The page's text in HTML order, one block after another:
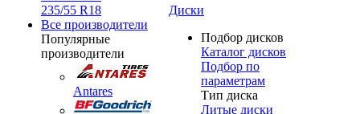
235/55 R18
Все производители
Популярные
производители
Antares
Диски
Подбор дисков
Каталог дисков
Подбор по
параметрам
Тип диска
Литые диски